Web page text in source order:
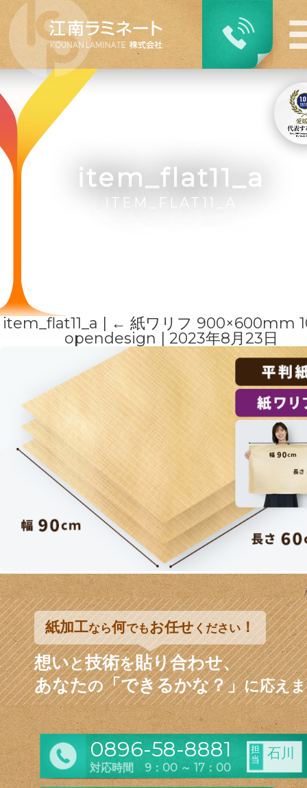
item_flat11_a
item_flat11_a ←紙ワリフ 900×600mm
opendesign
2023年8月23日
紙加工なら何でもお任せください！
想いと技術を貼り合わせ、
あなたの「できるかな？」に応え
0896-58-8881
対応時間 9：00 ～ 17：00
担
当
石川